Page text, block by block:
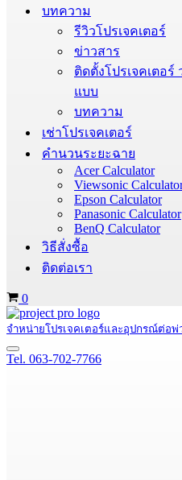
บทความ
รีวิวโปรเจคเตอร์
ข่าวสาร
ติดตั้งโปรเจคเตอร์
แบบ
บทความ
เช่าโปรเจคเตอร์
คำนวนระยะฉาย
Acer Calculator
Viewsonic
Epson Calculator
Panasonic Calculator
BenQ Calculator
วิธีสั่งซื้อ
ติดต่อเรา
Cart
0
จำหน่ายโปรเจคเตอร์และอุปกรณ์ต่อพ่
Navigation
Menu
Tel. 063-702-7766